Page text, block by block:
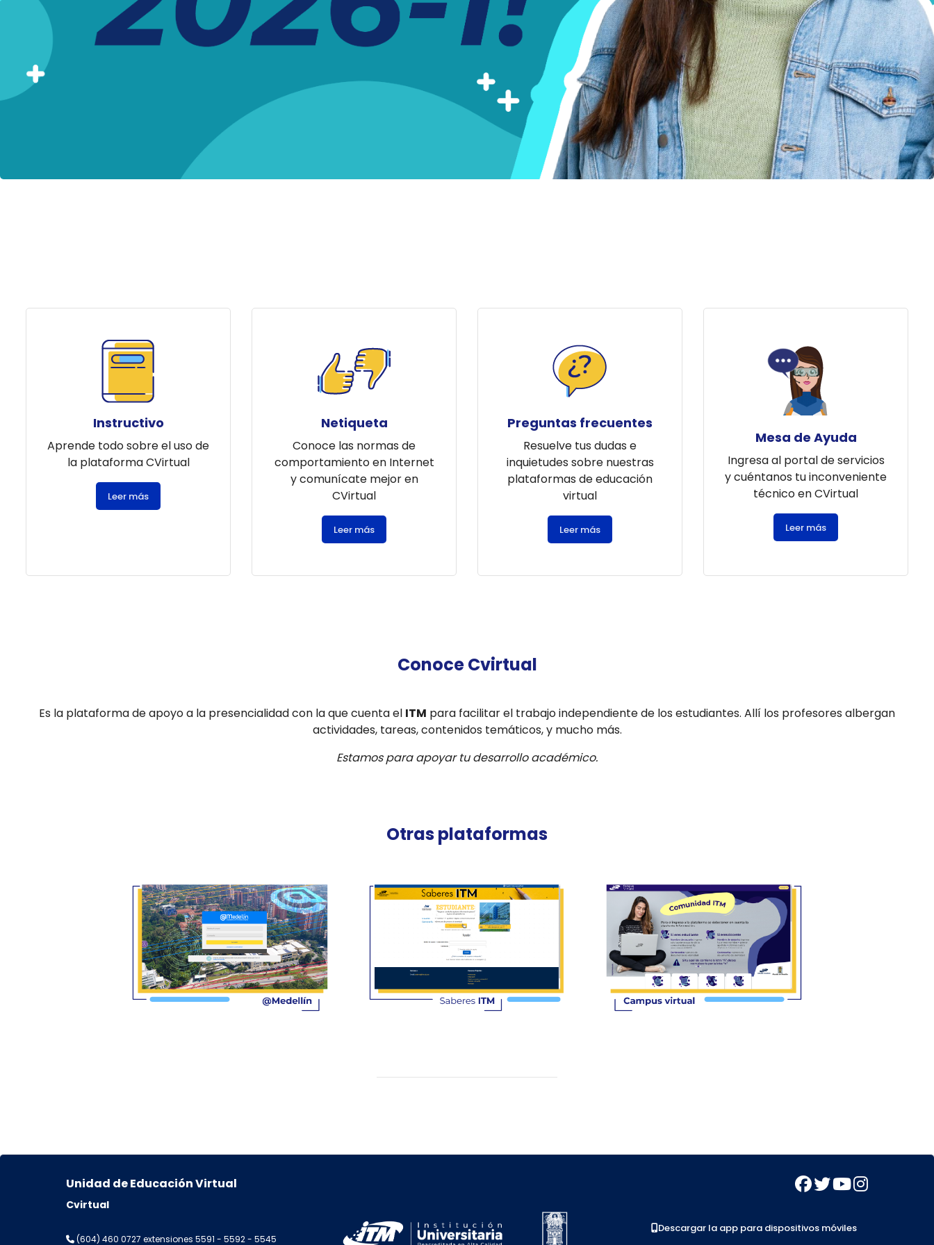
Instructivo
Aprende todo sobre el uso de
la plataforma CVirtual
Leer más
Netiqueta
Conoce las normas de
comportamiento en Internet
y comunícate mejor en
CVirtual
Leer más
Preguntas frecuentes
Resuelve tus dudas e
inquietudes sobre nuestras
plataformas de educación
virtual
Leer más
Mesa de Ayuda
Ingresa al portal de servicios
y cuéntanos tu inconveniente
técnico en CVirtual
Leer más
Conoce Cvirtual
Es la plataforma de apoyo a la presencialidad con la que cuenta el ITM para facilitar el trabajo independiente de los estudiantes. Allí los profesores albergan
actividades, tareas, contenidos temáticos, y mucho más.
Estamos para apoyar tu desarrollo académico.
Otras plataformas
Unidad de Educación Virtual
Cvirtual
(604) 460 0727 extensiones 5591 - 5592 - 5545
Descargar la app para dispositivos móviles